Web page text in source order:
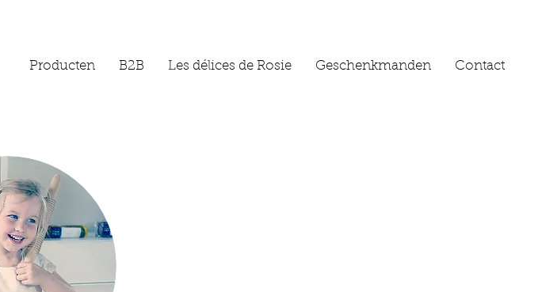
Producten B2B Les délices de Rosie Geschenkmanden Contact